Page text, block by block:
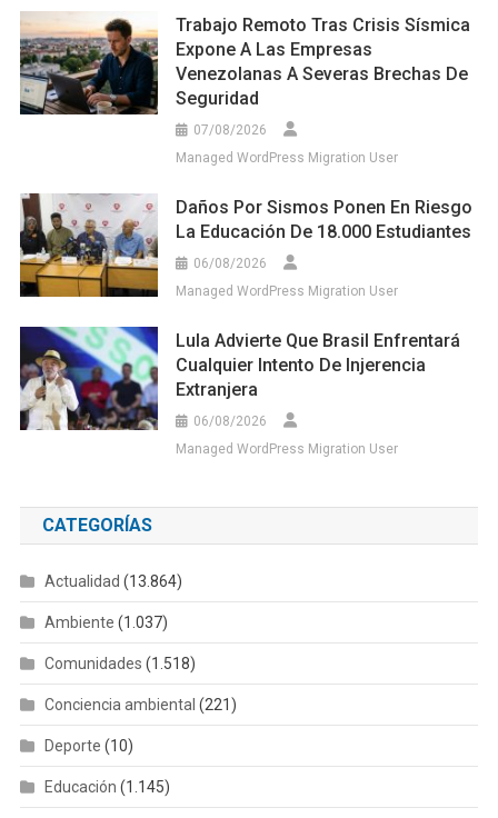
Trabajo Remoto Tras Crisis Sísmica
Expone A Las Empresas
Venezolanas A Severas Brechas De
Seguridad
07/08/2026
Managed WordPress Migration User
Daños Por Sismos Ponen En Riesgo
La Educación De 18.000 Estudiantes
06/08/2026
Managed WordPress Migration User
Lula Advierte Que Brasil Enfrentará
Cualquier Intento De Injerencia
Extranjera
06/08/2026
Managed WordPress Migration User
CATEGORÍAS
Actualidad (13.864)
Ambiente (1.037)
Comunidades (1.518)
Conciencia ambiental (221)
Deporte (10)
Educación (1.145)